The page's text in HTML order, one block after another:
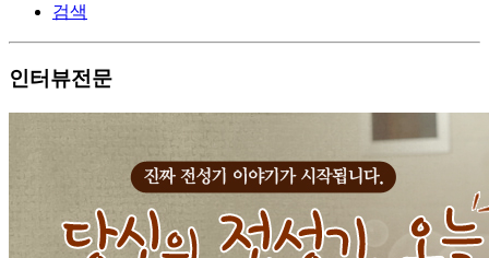
검색
인터뷰전문